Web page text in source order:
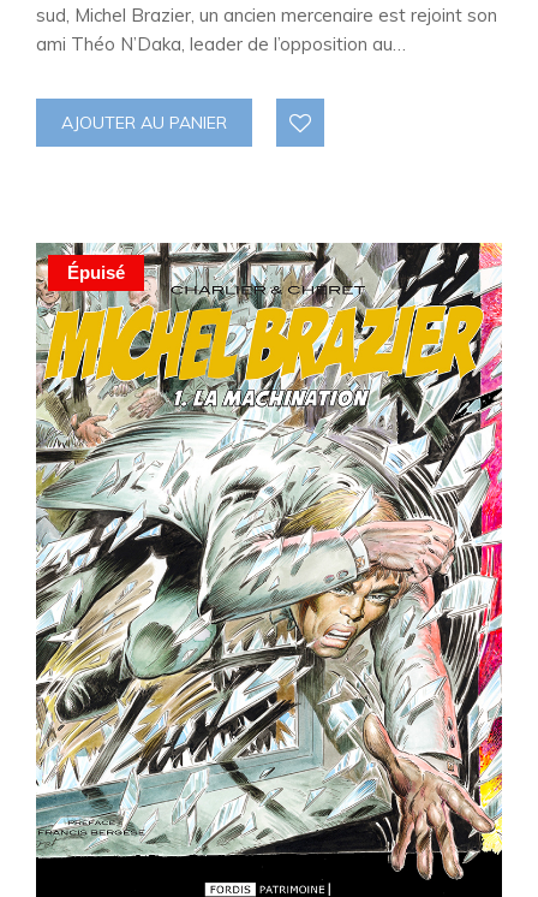
sud, Michel Brazier, un ancien mercenaire est rejoint son
ami Théo N’Daka, leader de l’opposition au…
AJOUTER AU PANIER
Épuisé